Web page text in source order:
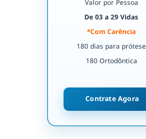
Valor por Pessoa
De 03 a 29 Vidas
*Com Carência
180 dias para prótese
180 Ortodôntica
Contrate Agora